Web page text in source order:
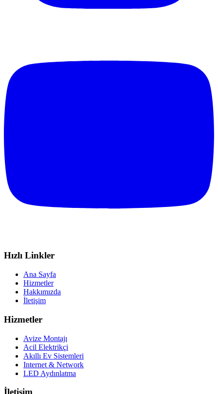
Hızlı Linkler
Ana Sayfa
Hizmetler
Hakkımızda
İletişim
Hizmetler
Avize Montajı
Acil Elektrikçi
Akıllı Ev Sistemleri
Internet & Network
LED Aydınlatma